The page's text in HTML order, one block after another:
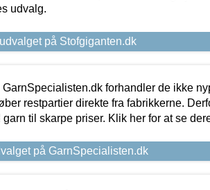
udvalg.
på Stofgiganten.dk
GarnSpecialisten.dk forhandler de ikke
restpartier direkte fra fabrikkerne.
garn til skarpe priser. Klik her for at se
på GarnSpecialisten.dk